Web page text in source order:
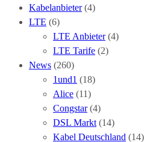
Kabelanbieter(4)
LTE (6)
LTE Anbieter(4)
LTE Tarife (2)
News (260)
1und1 (18)
Alice (11)
Congstar(4)
DSL Markt (14)
Kabel Deutschland (14)